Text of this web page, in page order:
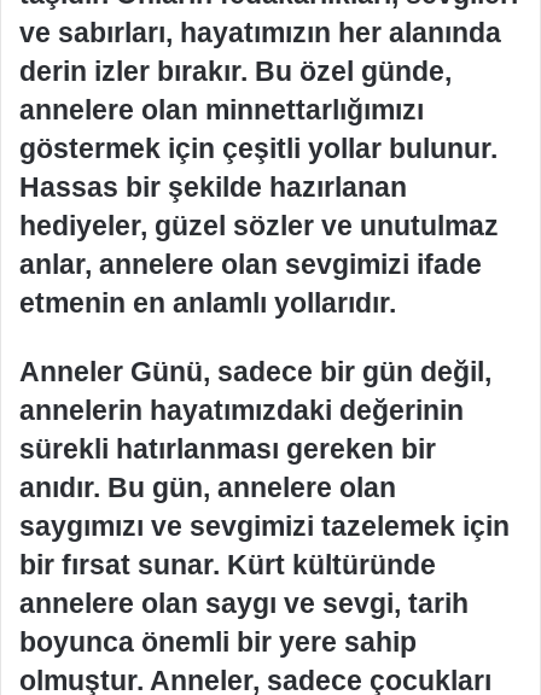
ve sabırları, hayatımızın her alanında
derin izler bırakır. Bu özel günde,
annelere olan minnettarlığımızı
göstermek için çeşitli yollar bulunur.
Hassas bir şekilde hazırlanan
hediyeler, güzel sözler ve unutulmaz
anlar, annelere olan sevgimizi ifade
etmenin en anlamlı yollarıdır.
Anneler Günü, sadece bir gün değil,
annelerin hayatımızdaki değerinin
sürekli hatırlanması gereken bir
anıdır. Bu gün, annelere olan
saygımızı ve sevgimizi tazelemek için
bir fırsat sunar. Kürt kültüründe
annelere olan saygı ve sevgi, tarih
boyunca önemli bir yere sahip
olmuştur. Anneler, sadece çocukları